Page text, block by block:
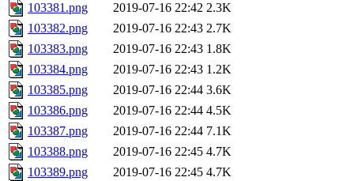
103381.png
2019-07-16 22:42 2.3K
103382.png
2019-07-16 22:43 2.7K
103383.png
2019-07-16 22:43 1.8K
103384.png
2019-07-16 22:43 1.2K
103385.png
2019-07-16 22:44 3.6K
103386.png
2019-07-16 22:44 4.5K
103387.png
2019-07-16 22:44 7.1K
103388.png
2019-07-16 22:45 4.7K
103389.png
2019-07-16 22:45 4.7K